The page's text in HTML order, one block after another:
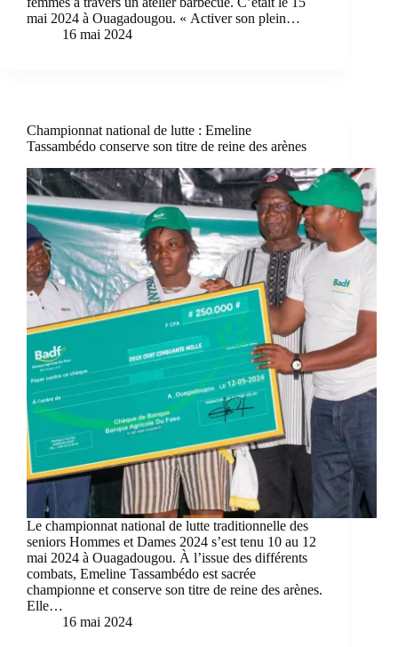
mai 2024 à Ouagadougou. « Activer son plein…
16 mai 2024
Championnat national de lutte : Emeline
Tassambédo conserve son titre de reine des arènes
Le championnat national de lutte traditionnelle des
seniors Hommes et Dames 2024 s’est tenu 10 au 12
mai 2024 à Ouagadougou. À l’issue des différents
combats, Emeline Tassambédo est sacrée
championne et conserve son titre de reine des arènes.
Elle…
16 mai 2024